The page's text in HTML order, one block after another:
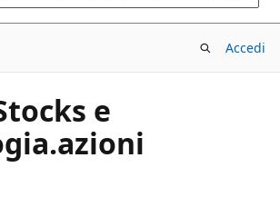
Accedi
e